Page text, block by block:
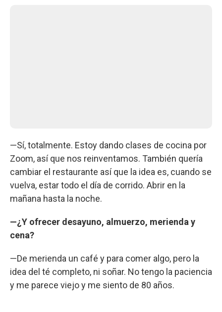
—Sí, totalmente. Estoy dando clases de cocina por
Zoom, así que nos reinventamos. También quería
cambiar el restaurante así que la idea es, cuando se
vuelva, estar todo el día de corrido. Abrir en la
mañana hasta la noche.
—¿Y ofrecer desayuno, almuerzo, merienda y
cena?
—De merienda un café y para comer algo, pero la
idea del té completo, ni soñar. No tengo la paciencia
y me parece viejo y me siento de 80 años.